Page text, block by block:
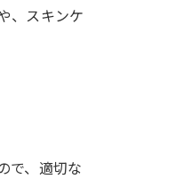
、スキンケ
で、適切な